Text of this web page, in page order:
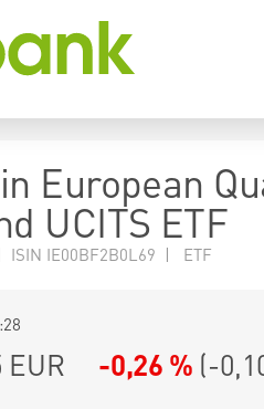
European
UCITS ETF
ISIN IE00BF2B0L69 | ETF
EUR -0,26 % (-